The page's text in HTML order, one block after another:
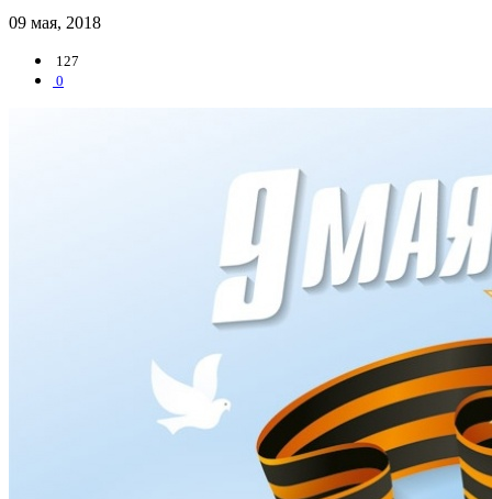
09 мая, 2018
127
0